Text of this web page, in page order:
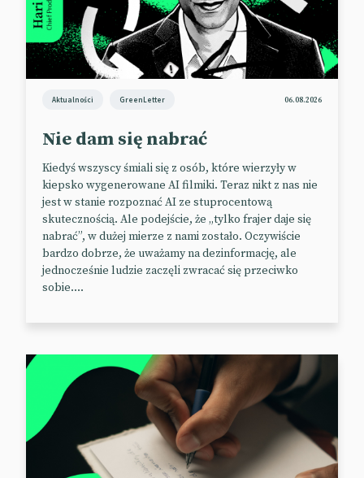
KE oskarża X o naruszenie ustawy
o usługach cyfrowych
naruszenie unijnej ustawy o usługach cyfrowych
(DSA). Nakłada ona na platformy cyfrowe i rynki
internetowe obowiązki dotyczące większej
przejrzystości, odpowiedzialności za nielegalne
treści i ochrony małoletnich oraz zakazuje reklamy
targetowanej w oparciu o dane wrażliwe.
Zdaniem Komisji Europejskiej (KE) X w swojej
działalności narusza zasady przejrzystości reklamy,
stosuje „ciemne wzorce” i nie wywiązuje się z
prawnych przeciwko UE. Jeśli przegra batalię
sądową, X może zostać obciążony karą finansową w
wysokości do 6% globalnych rocznych przychodów i
zostać zmuszony do wprowadzenia zmian
narzuconych przez KE.
The Drum
Aktualności GreenLetter 06.08.2026
Nie dam się nabrać
Kiedyś wszyscy śmiali się z osób, które wierzyły w
kiepsko wygenerowane AI filmiki. Teraz nikt z nas nie
jest w stanie rozpoznać AI ze stuprocentową
skutecznością. Ale podejście, że „tylko frajer daje się
nabrać”, w dużej mierze z nami zostało. Oczywiście
bardzo dobrze, że uważamy na dezinformację, ale
jednocześnie ludzie zaczęli zwracać się przeciwko
sobie....